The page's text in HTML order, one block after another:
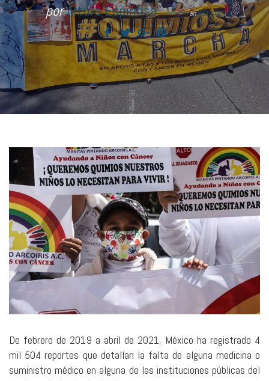
porArturo Espinosa enNOTICIAS
De febrero de 2019 a abril de 2021, México ha registrado 4
mil 504 reportes que detallan la falta de alguna medicina o
suministro médico en alguna de las instituciones públicas del